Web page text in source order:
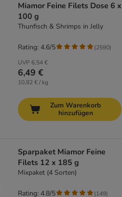
Miamor Feine Filets Dose 6 x
100 g
Thunfisch & Shrimps in Jelly
UVP 6,54 €
6,49 €
10,82 € / kg
Rating: 4.6/5 (2590)
Zum Warenkorb
hinzufügen
Sparpaket Miamor Feine
Filets 12 x 185 g
Mixpaket (4 Sorten)
Rating: 4.8/5 (149)